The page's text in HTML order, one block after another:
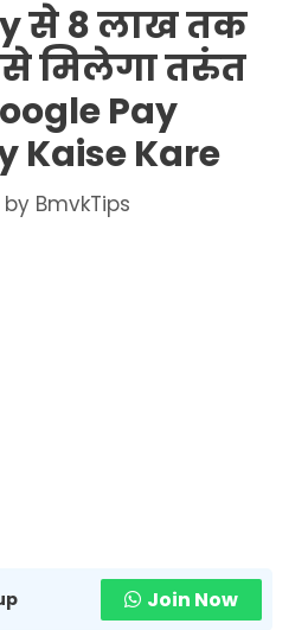
से 8 लाख तक
मिलेगा तरुंत
Pay
Kaise Kare
by BmvkTips
Join Now